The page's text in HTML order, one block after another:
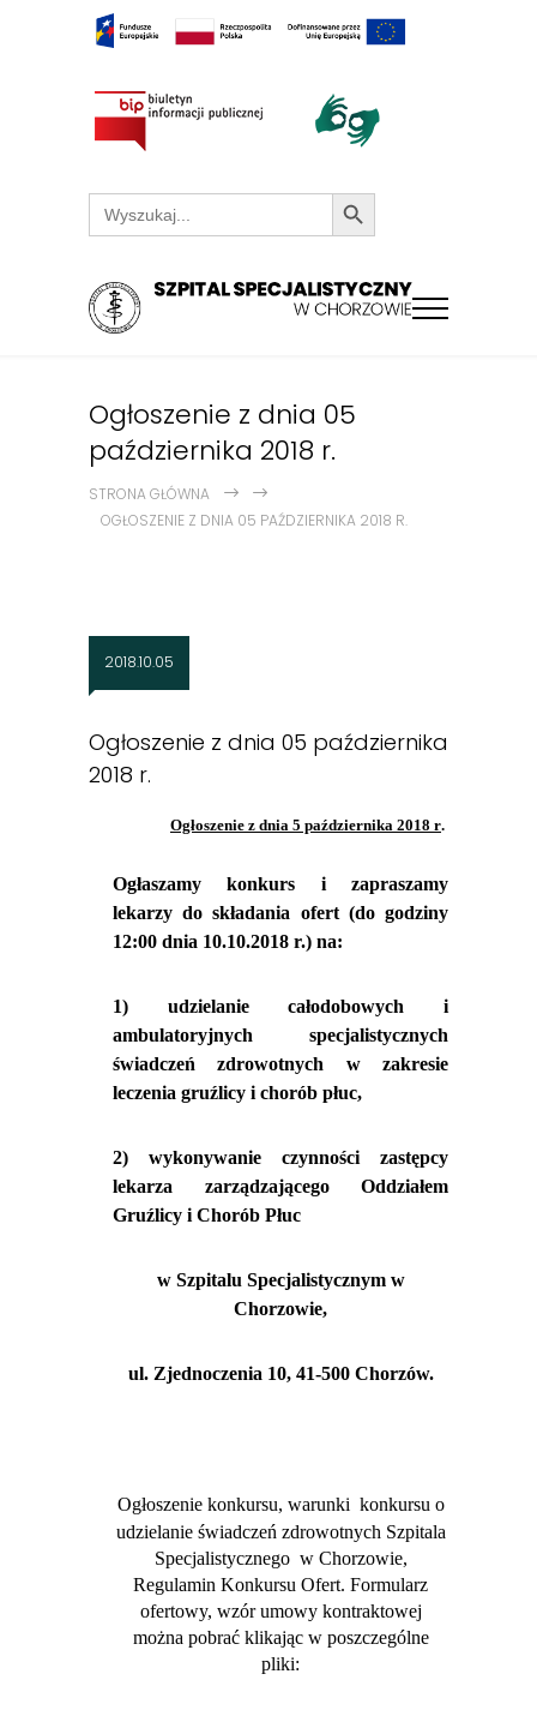
Search
for:
Search Button
Ogłoszenie z dnia 05
października 2018 r.
STRONA GŁÓWNA
OGŁOSZENIE Z DNIA 05 PAŹDZIERNIKA 2018 R.
2018.10.05
Ogłoszenie z dnia 05 października
2018 r.
Ogłoszenie z dnia 5 października 2018 r.
Ogłaszamy konkurs i zapraszamy
lekarzy do składania ofert (do godziny
12:00 dnia 10.10.2018 r.) na:
1) udzielanie całodobowych i
ambulatoryjnych specjalistycznych
świadczeń zdrowotnych w zakresie
leczenia gruźlicy i chorób płuc,
2) wykonywanie czynności zastępcy
lekarza zarządzającego Oddziałem
Gruźlicy i Chorób Płuc
w Szpitalu Specjalistycznym w
Chorzowie,
ul. Zjednoczenia 10, 41-500 Chorzów.
Ogłoszenie konkursu, warunki konkursu o
udzielanie świadczeń zdrowotnych Szpitala
Specjalistycznego w Chorzowie,
Regulamin Konkursu Ofert. Formularz
ofertowy, wzór umowy kontraktowej
można pobrać klikając w poszczególne
pliki: